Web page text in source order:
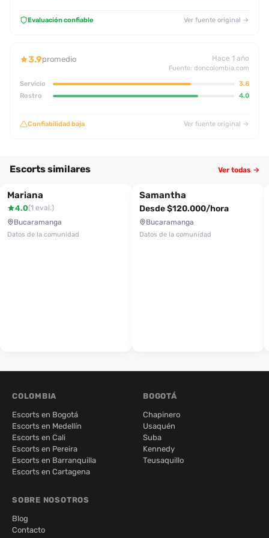
Evaluación confiable Ver fuente original →
3.9promedio Hace 1 año
Fuente: doncolombia.com
Servicio
3.8
Rostro
4.0
Confiabilidad baja Ver fuente original →
Escorts similares Ver todas →
Mariana
4.0(1 eval.)
Bucaramanga
Datos de la comunidad
Samantha
Desde $120.000/hora
Bucaramanga
Datos de la comunidad
COLOMBIA
Escorts en Bogotá
Escorts en Medellín
Escorts en Cali
Escorts en Pereira
Escorts en Barranquilla
Escorts en Cartagena
BOGOTÁ
Chapinero
Usaquén
Suba
Kennedy
Teusaquillo
SOBRE NOSOTROS
Blog
Contacto